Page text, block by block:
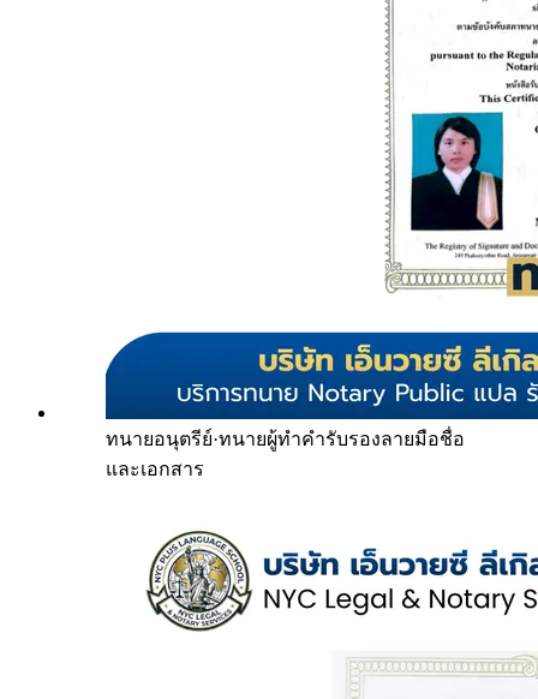
ทนายอนุตรีย์·ทนายผู้ทำคำรับรองลายมือชื่อ
และเอกสาร